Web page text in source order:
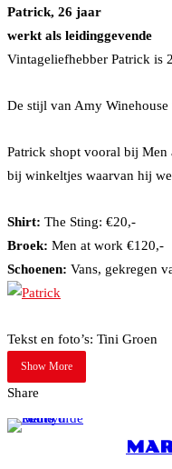
Patrick, 26 jaar
werkt als leidinggevende
Vintageliefhebber Patrick is
De stijl van Amy
Patrick shopt vooral bij
bij winkeltjes waarvan hij
Shirt: The Sting: €20,-
Broek: Men at work €120,-
Schoenen: Vans, gekregen
Tekst en foto’s: Tini Groen
Show More
Share
via